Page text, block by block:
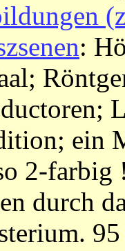
:
ein
2-farbig
durch